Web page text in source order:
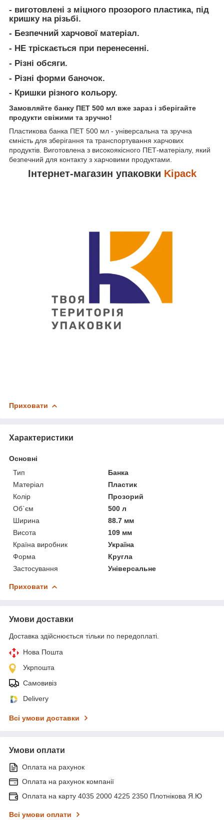
- виготовлені з міцного прозорого пластика, під
кришку на різьбі.
- Безпечний харчової матеріал.
- НЕ тріскається при перенесенні.
- Різні обсяги.
- Різні форми баночок.
- Кришки різного кольору.
Замовляйте банку ПЕТ 500 мл вже зараз і зберігайте
продукти свіжими та зручно!
Пластикова банка ПЕТ 500 мл - універсальна та зручна
ємність для зберігання та транспортування харчових
продуктів. Виготовлена ​​з високоякісного ПЕТ-матеріалу, який
безпечний для контакту з харчовими продуктами.
Інтернет-магазин упаковки Kipack
Приховати
Характеристики
Основні
Тип
Банка
Матеріал
Пластик
Колір
Прозорий
Об`єм
500 л
Ширина
88.7 мм
Висота
109 мм
Країна виробник
Україна
Форма
Кругла
Застосування
Універсальне
Приховати
Умови доставки
Доставка здійснюється тільки по передоплаті.
Нова Пошта
Укрпошта
Самовивіз
Delivery
Всі умови доставки
Умови оплати
Оплата на рахунок
Оплата на рахунок компанії
Оплата на карту 4035 2000 4225 2350 Плотнікова Я.Ю
Всі умови оплати